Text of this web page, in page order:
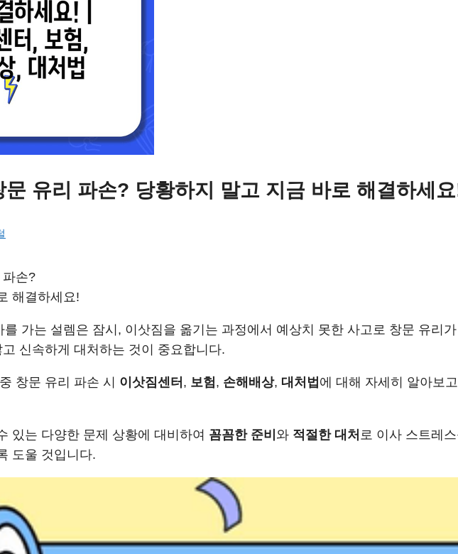
문 유리 파손? 당황하지 말고 지금 바로 해결하세
파손?
해결하세요!
가는 설렘은 잠시, 이삿짐을 옮기는 과정에서 예상치 못한 사고로 창문 유리
신속하게 대처하는 것이 중요합니다.
창문 유리 파손 시 이삿짐센터 , 보험, 손해배상, 대처법 에 대해 자세히 알아보
있는 다양한 문제 상황에 대비하여 꼼꼼한 준비 와 적절한 대처 로 이사 스트레
도울 것입니다.